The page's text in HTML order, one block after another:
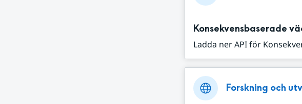
Konsekvensbaserade
Ladda ner API för
Forskning och